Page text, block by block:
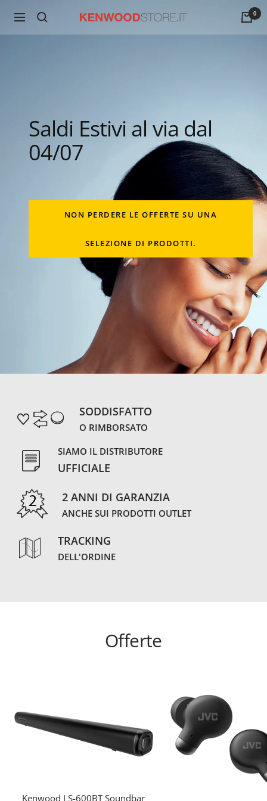
contenuto
Navigazione KenwoodStore
0
Saldi Estivi al via dal
04/07
NON PERDERE LE OFFERTE SU UNA
SELEZIONE DI PRODOTTI.
SODDISFATTO
O RIMBORSATO
SIAMO IL DISTRIBUTORE
UFFICIALE
2 ANNI DI GARANZIA
ANCHE SUI PRODOTTI OUTLET
TRACKING
DELL'ORDINE
Offerte
Kenwood LS-600BT Soundbar